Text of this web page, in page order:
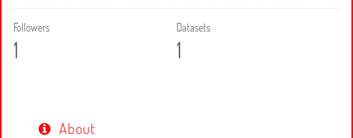
Followers
1
Datasets
1
About